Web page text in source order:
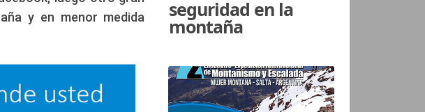
y en menor medida
seguridad en la
montaña